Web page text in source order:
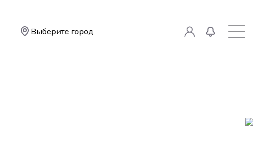
Выберите город